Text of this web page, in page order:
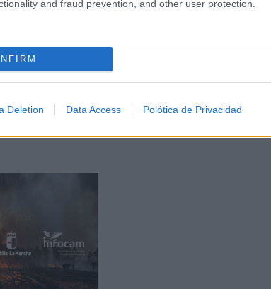
and fraud prevention, and other user protection.
Deletion Data Access Polótica de Privacidad
las zonas más frescas hoy.
a partir de las 14:00 horas y persistirán